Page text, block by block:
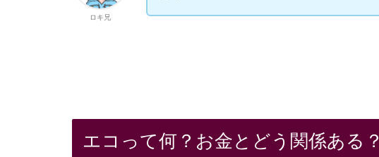
ロキ兄
エコって何？お金とどう関係ある？